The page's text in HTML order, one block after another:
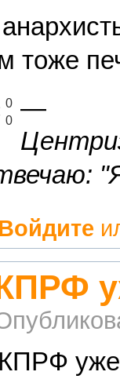
тоже
0
0 —
Войдите
КПРФ уже